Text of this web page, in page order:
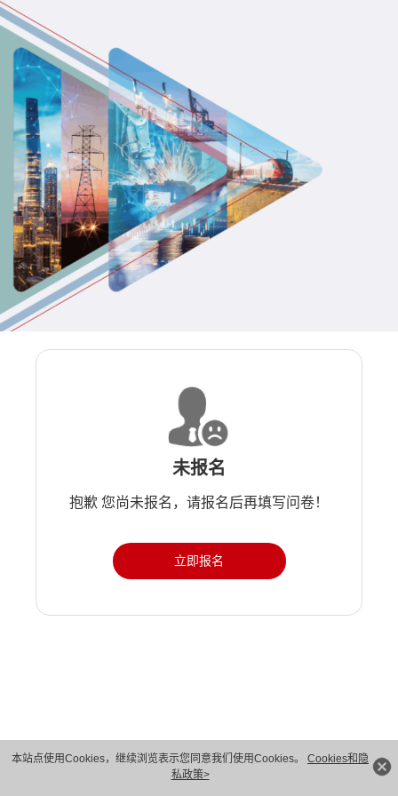
本站点使用Cookies，继续浏览表示您同意我们使用Cookies。 Cookies和隐
私政策>
未报名
抱歉 您尚未报名，请报名后再填写问卷！
立即报名